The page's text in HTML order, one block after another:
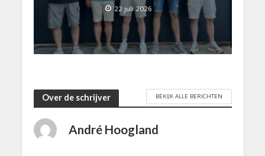
22 juli 2026
Over de schrijver BEKIJK ALLE BERICHTEN
André Hoogland